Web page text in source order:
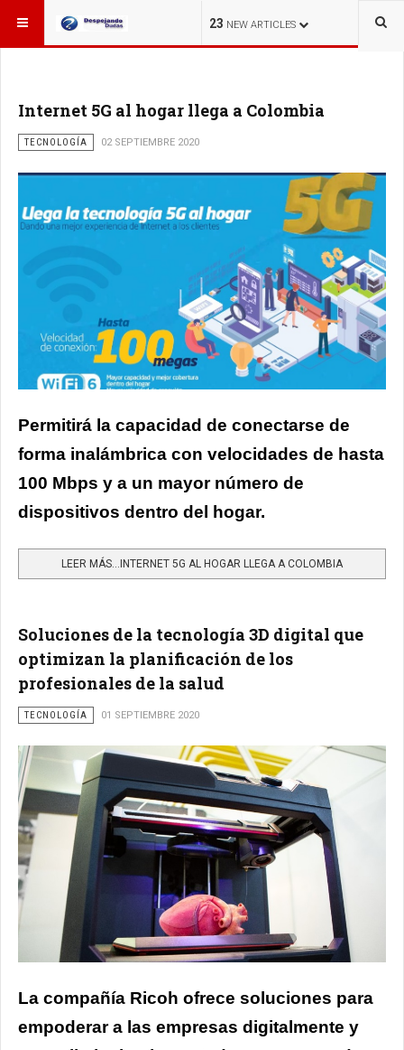
23 NEW ARTICLES
ESTÁ AQUÍ:
Internet 5G al hogar llega a Colombia
TECNOLOGÍA 02 SEPTIEMBRE 2020
Permitirá la capacidad de conectarse de
forma inalámbrica con velocidades de hasta
100 Mbps y a un mayor número de
dispositivos dentro del hogar.
LEER MÁS…INTERNET 5G AL HOGAR LLEGA A COLOMBIA
Soluciones de la tecnología 3D digital que
optimizan la planificación de los
profesionales de la salud
TECNOLOGÍA 01 SEPTIEMBRE 2020
La compañía Ricoh ofrece soluciones para
empoderar a las empresas digitalmente y